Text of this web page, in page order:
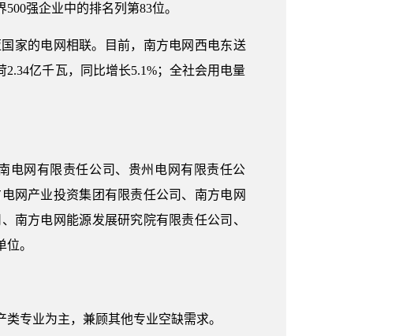
强企业中的排名列第83位。
家的电网相联。目前，南方电网西电东送
亿千瓦，同比增长5.1%；全社会用电量
电网有限责任公司、贵州电网有限责任公
网产业投资集团有限责任公司、南方电网
南方电网能源发展研究院有限责任公司、
。
专业为主，兼顾其他专业空缺需求。